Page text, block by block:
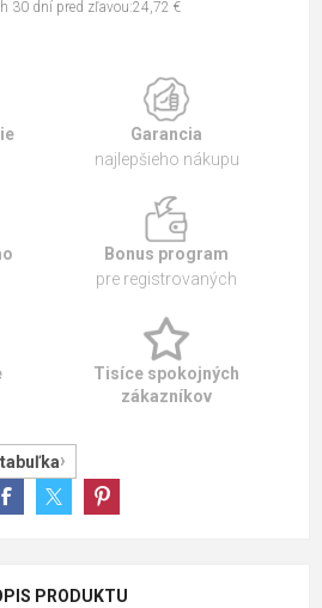
30 dní pred zľavou:24,72 €
Garancia
najlepšieho nákupu
Bonus program
pre registrovaných
Tisíce spokojných
zákazníkov
PRODUKTU